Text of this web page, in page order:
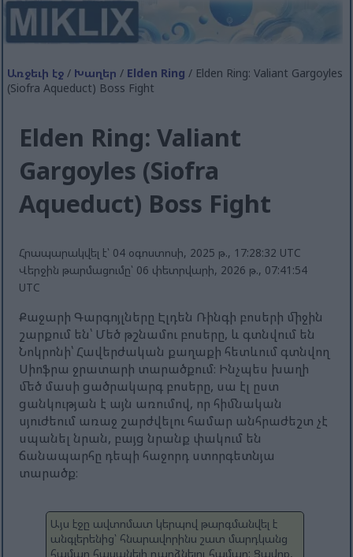
Առջեւի էջ / Խաղեր / Elden Ring / Elden Ring: Valiant Gargoyles
(Siofra Aqueduct) Boss Fight
Elden Ring: Valiant
Gargoyles (Siofra
Aqueduct) Boss Fight
Հրապարակվել է՝ 04 օգոստոսի, 2025 թ., 17:28:32 UTC
Վերջին թարմացումը՝ 06 փետրվարի, 2026 թ., 07:41:54
UTC
Քաջարի Գարգոյլները Էլդեն Ռինգի բոսերի միջին
շարքում են՝ Մեծ թշնամու բոսերը, և գտնվում են
Նոկրոնի՝ Հավերժական քաղաքի հետևում գտնվող
Սիոֆրա ջրատարի տարածքում։ Ինչպես խաղի
մեծ մասի ցածրակարգ բոսերը, սա էլ ըստ
ցանկության է այն առումով, որ հիմնական
սյուժեում առաջ շարժվելու համար անհրաժեշտ չէ
սպանել նրան, բայց նրանք փակում են
ճանապարհը դեպի հաջորդ ստորգետնյա
տարածք։
Այս էջը ավտոմատ կերպով թարգմանվել է
անգլերենից՝ հնարավորինս շատ մարդկանց
համար հասանելի դարձնելու համար: Ցավոք,